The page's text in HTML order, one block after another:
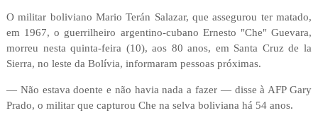
O militar boliviano Mario Terán Salazar, que assegurou ter matado,
em 1967, o guerrilheiro argentino-cubano Ernesto "Che" Guevara,
morreu nesta quinta-feira (10), aos 80 anos, em Santa Cruz de la
Sierra, no leste da Bolívia, informaram pessoas próximas.
— Não estava doente e não havia nada a fazer — disse à AFP Gary
Prado, o militar que capturou Che na selva boliviana há 54 anos.